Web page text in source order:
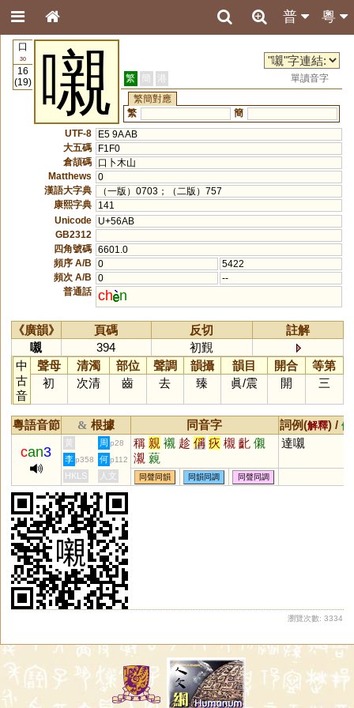
粵
普
口
30
16
(19)
嚫 繁 簡 港
單讀音字
繁簡對應
繁
簡
UTF-8
E5 9A AB
大五碼
F1F0
倉頡碼
口卜木山
Matthews
0
漢語大字典
（一版）0703；（二版）757
康熙字典
141
Unicode
U+56AB
GB2312
四角號碼 6601.0
頻序 A/B
0
5422
頻次 A/B
0
--
普通話 ch n
《廣韻》 頁碼 反切
註解
嚫
394
初覲
中
古
音
聲母 清濁 部位 聲調 韻攝 韻目 開合
等第
初
次清 齒 去 臻 眞/震 開 三
粵語音節 & 根據 同音字 詞例(解釋) / 備
can3
黃 周 p28 稱 親 襯 趁 偁 疢 櫬 齔 儭
瀙 藽
達嚫
李 p358 何 p112
HKLS 人文 同聲同韻 同韻同調 同聲同調
瀏覽次數: 3334